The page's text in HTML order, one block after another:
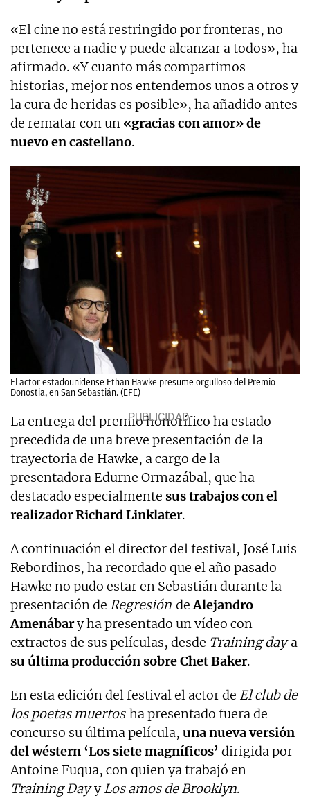
«El cine no está restringido por fronteras, no
pertenece a nadie y puede alcanzar a todos», ha
afirmado. «Y cuanto más compartimos
historias, mejor nos entendemos unos a otros y
la cura de heridas es posible», ha añadido antes
de rematar con un «gracias con amor» de
nuevo en castellano.
El actor estadounidense Ethan Hawke presume orgulloso del Premio
Donostia, en San Sebastián. (EFE)
La entrega del premio honorífico ha estado
precedida de una breve presentación de la
trayectoria de Hawke, a cargo de la
presentadora Edurne Ormazábal, que ha
destacado especialmente sus trabajos con el
realizador Richard Linklater.
A continuación el director del festival, José Luis
Rebordinos, ha recordado que el año pasado
Hawke no pudo estar en Sebastián durante la
presentación de Regresión deAlejandro
Amenábary ha presentado un vídeo con
extractos de sus películas, desde Training daya
su última producción sobre Chet Baker.
En esta edición del festival el actor de El club de
los poetas muertos ha presentado fuera de
concurso su última película, una nueva versión
del wéstern ‘Los siete magníficos’ dirigida por
Antoine Fuqua, con quien ya trabajó en
Training DayyLos amos de Brooklyn.